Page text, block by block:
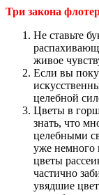
Три закона
Не ставьте
живое
Если вы
целебной
Цветы в
знать, что
целебными
уже немного
цветы
частично
увядшие